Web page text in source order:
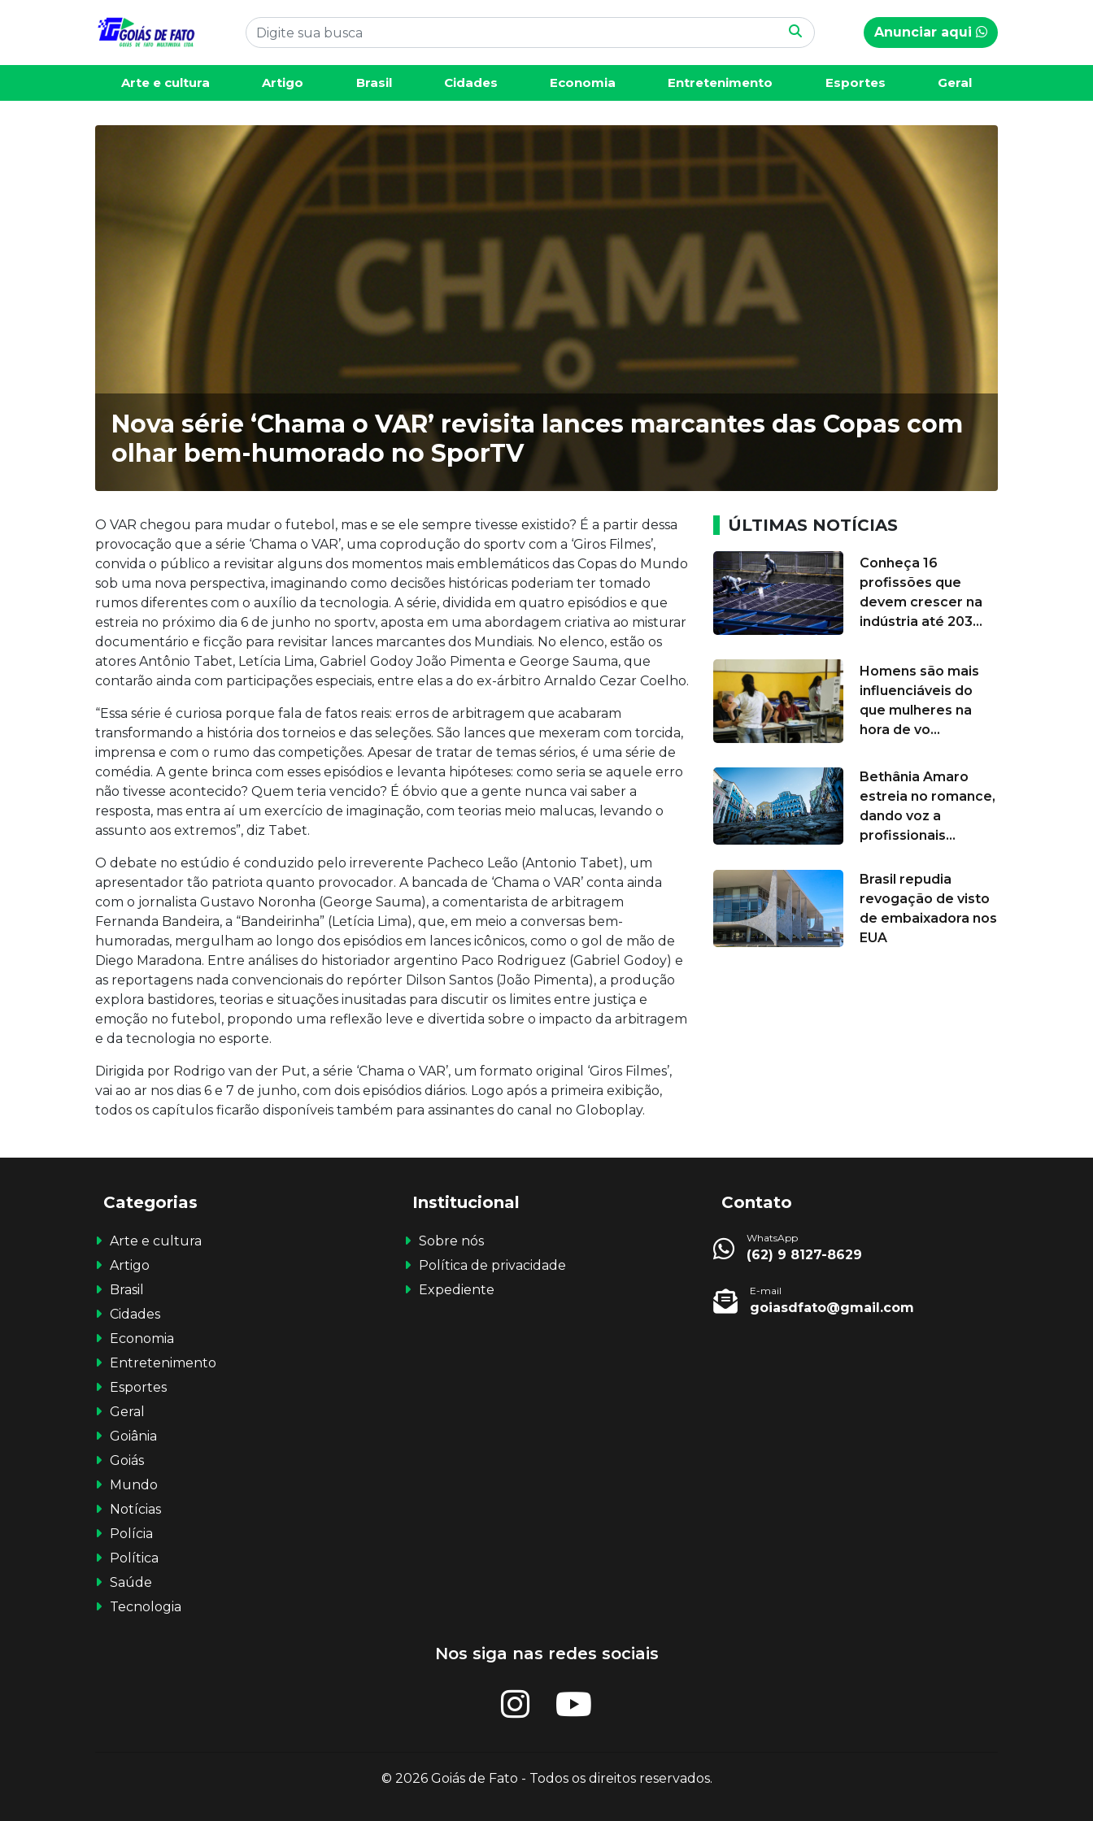
Anunciar aqui
Arte e cultura Artigo Brasil Cidades Economia Entretenimento Esportes Geral
Nova série ‘Chama o VAR’ revisita lances marcantes das Copas com
olhar bem-humorado no SporTV
O VAR chegou para mudar o futebol, mas e se ele sempre tivesse existido? É a partir dessa
provocação que a série ‘Chama o VAR’, uma coprodução do sportv com a ‘Giros Filmes’,
convida o público a revisitar alguns dos momentos mais emblemáticos das Copas do Mundo
sob uma nova perspectiva, imaginando como decisões históricas poderiam ter tomado
rumos diferentes com o auxílio da tecnologia. A série, dividida em quatro episódios e que
estreia no próximo dia 6 de junho no sportv, aposta em uma abordagem criativa ao misturar
documentário e ficção para revisitar lances marcantes dos Mundiais. No elenco, estão os
atores Antônio Tabet, Letícia Lima, Gabriel Godoy João Pimenta e George Sauma, que
contarão ainda com participações especiais, entre elas a do ex-árbitro Arnaldo Cezar Coelho.
“Essa série é curiosa porque fala de fatos reais: erros de arbitragem que acabaram
transformando a história dos torneios e das seleções. São lances que mexeram com torcida,
imprensa e com o rumo das competições. Apesar de tratar de temas sérios, é uma série de
comédia. A gente brinca com esses episódios e levanta hipóteses: como seria se aquele erro
não tivesse acontecido? Quem teria vencido? É óbvio que a gente nunca vai saber a
resposta, mas entra aí um exercício de imaginação, com teorias meio malucas, levando o
assunto aos extremos”, diz Tabet.
O debate no estúdio é conduzido pelo irreverente Pacheco Leão (Antonio Tabet), um
apresentador tão patriota quanto provocador. A bancada de ‘Chama o VAR’ conta ainda
com o jornalista Gustavo Noronha (George Sauma), a comentarista de arbitragem
Fernanda Bandeira, a “Bandeirinha” (Letícia Lima), que, em meio a conversas bem-
humoradas, mergulham ao longo dos episódios em lances icônicos, como o gol de mão de
Diego Maradona. Entre análises do historiador argentino Paco Rodriguez (Gabriel Godoy) e
as reportagens nada convencionais do repórter Dilson Santos (João Pimenta), a produção
explora bastidores, teorias e situações inusitadas para discutir os limites entre justiça e
emoção no futebol, propondo uma reflexão leve e divertida sobre o impacto da arbitragem
e da tecnologia no esporte.
Dirigida por Rodrigo van der Put, a série ‘Chama o VAR’, um formato original ‘Giros Filmes’,
vai ao ar nos dias 6 e 7 de junho, com dois episódios diários. Logo após a primeira exibição,
todos os capítulos ficarão disponíveis também para assinantes do canal no Globoplay.
ÚLTIMAS NOTÍCIAS
Conheça 16
profissões que
devem crescer na
indústria até 203...
Homens são mais
influenciáveis do
que mulheres na
hora de vo...
Bethânia Amaro
estreia no romance,
dando voz a
profissionais...
Brasil repudia
revogação de visto
de embaixadora nos
EUA
Categorias
Arte e cultura
Artigo
Brasil
Cidades
Economia
Entretenimento
Esportes
Geral
Goiânia
Goiás
Mundo
Notícias
Polícia
Política
Saúde
Tecnologia
Institucional
Sobre nós
Política de privacidade
Expediente
Contato
WhatsApp
(62) 9 8127-8629
E-mail
goiasdfato@gmail.com
Nos siga nas redes sociais
© 2026 Goiás de Fato - Todos os direitos reservados.